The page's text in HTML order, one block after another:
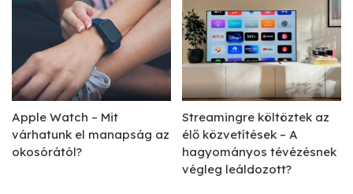
Apple Watch – Mit
várhatunk el manapság az
okosórától?
Streamingre költöztek az
élő közvetítések – A
hagyományos tévézésnek
végleg leáldozott?